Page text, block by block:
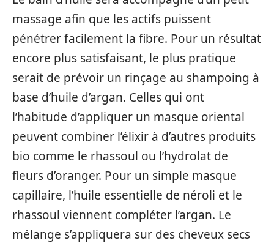
massage afin que les actifs puissent
pénétrer facilement la fibre. Pour un résultat
encore plus satisfaisant, le plus pratique
serait de prévoir un rinçage au shampoing à
base d’huile d’argan. Celles qui ont
l’habitude d’appliquer un masque oriental
peuvent combiner l’élixir à d’autres produits
bio comme le rhassoul ou l’hydrolat de
fleurs d’oranger. Pour un simple masque
capillaire, l’huile essentielle de néroli et le
rhassoul viennent compléter l’argan. Le
mélange s’appliquera sur des cheveux secs